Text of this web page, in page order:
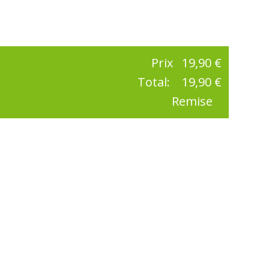
Prix
19,90 €
Total:
19,90 €
Remise